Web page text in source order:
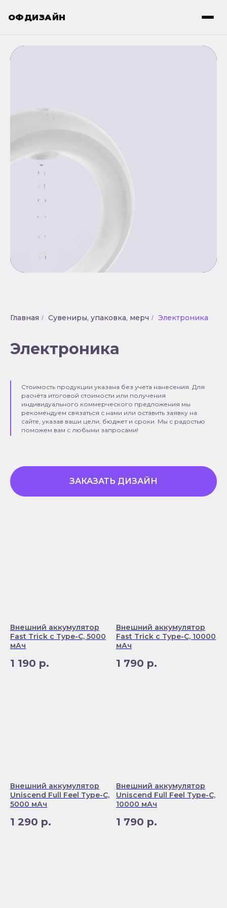
ОФДИЗАЙН
Главная / Сувениры, упаковка, мерч / Электроника
Электроника
Стоимость продукции указана без учета нанесения. Для
расчёта итоговой стоимости или получения
индивидуального коммерческого предложения мы
рекомендуем связаться с нами или оставить заявку на
сайте, указав ваши цели, бюджет и сроки. Мы с радостью
поможем вам с любыми запросами!
ЗАКАЗАТЬ ДИЗАЙН
Внешний аккумулятор
Fast Trick с Type-C, 5000
мАч
1 190 р.
Внешний аккумулятор
Fast Trick с Type-C, 10000
мАч
1 790 р.
Внешний аккумулятор
Uniscend Full Feel Type-C,
5000 мАч
1 290 р.
Внешний аккумулятор
Uniscend Full Feel Type-C,
10000 мАч
1 790 р.